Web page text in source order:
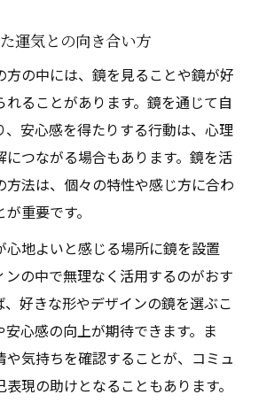
運気との向き合い方
方の中には、鏡を見ることや鏡が好
れることがあります。鏡を通じて自
、安心感を得たりする行動は、心理
につながる場合もあります。鏡を活
方法は、個々の特性や感じ方に合わ
重要です。
心地よいと感じる場所に鏡を設置
ンの中で無理なく活用するのがおす
好きな形やデザインの鏡を選ぶこ
安心感の向上が期待できます。ま
や気持ちを確認することが、コミュ
現の助けとなることもあります。